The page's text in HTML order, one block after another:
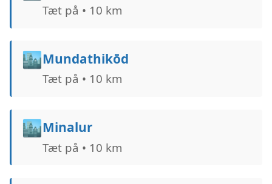
Tæt på • 10 km
🏙️Mundathikōd
Tæt på • 10 km
🏙️Minalur
Tæt på • 10 km